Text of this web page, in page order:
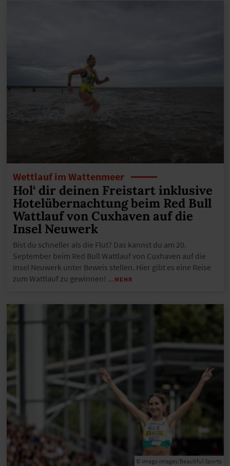
Wettlauf im Wattenmeer
Hol‘ dir deinen Freistart inklusive
Hotelübernachtung beim Red Bull
Wattlauf von Cuxhaven auf die
Insel Neuwerk
Bist du schneller als die Flut? Das kannst du am 20.
September beim Red Bull Wattlauf von Cuxhaven auf die
Insel Neuwerk unter Beweis stellen. Hier gibt es eine Reise
zum Wattlauf zu gewinnen! …MEHR
© imago images/Beautiful Sports